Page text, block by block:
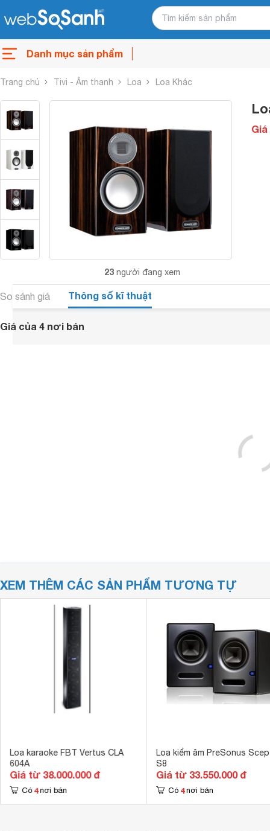
Danh mục sản phẩm
Trang chủ Tivi - Âm thanh Loa Loa Khác
23 người đang xem
Giá
So sánh giá Thông số kĩ thuật
Giá của 4 nơi bán
XEM THÊM CÁC SẢN PHẨM TƯƠNG TỰ
Loa karaoke FBT Vertus CLA
604A
Giá từ 38.000.000 đ
Có 4 nơi bán
Loa kiểm âm PreSonus
S8
Giá từ 33.550.000 đ
Có 4 nơi bán